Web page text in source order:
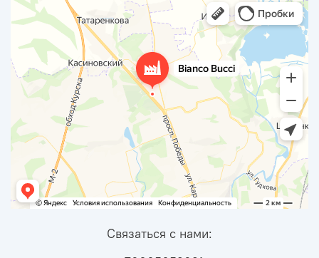
Связаться с нами: